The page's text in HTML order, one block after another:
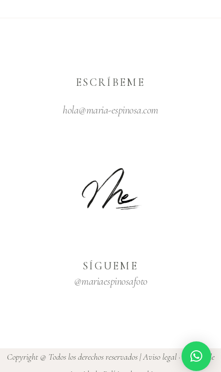
ESCRÍBEME
hola@maria-espinosa.com
SÍGUEME
@mariaespinosafoto
Copyright @ Todos los derechos reservados |Aviso legal· Política de